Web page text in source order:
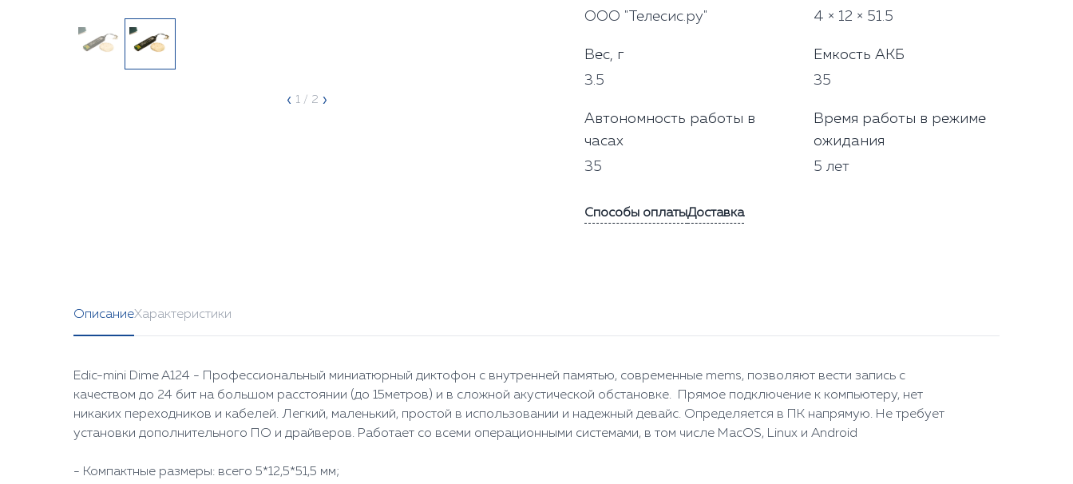
‹ 1 / 2 ›
ООО "Телесис.ру"
4 × 12 × 51.5
Вес, г
3.5
Емкость АКБ
35
Автономность работы в
часах
35
Время работы в режиме
ожидания
5 лет
Способы оплатыДоставка
ОписаниеХарактеристики
Edic-mini Dime A124 - Профессиональный миниатюрный диктофон с внутренней памятью, современные mems, позволяют вести запись с
качеством до 24 бит на большом расстоянии (до 15метров) и в сложной акустической обстановке. Прямое подключение к компьютеру, нет
никаких переходников и кабелей. Легкий, маленький, простой в использовании и надежный девайс. Определяется в ПК напрямую. Не требует
установки дополнительного ПО и драйверов. Работает со всеми операционными системами, в том числе MacOS, Linux и Android
- Компактные размеры: всего 5*12,5*51,5 мм;